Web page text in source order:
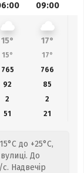
09:00
15° 17°
15° 17°
765 766
92 85
2
2
51 21
до +25°C,
До
Надвечір